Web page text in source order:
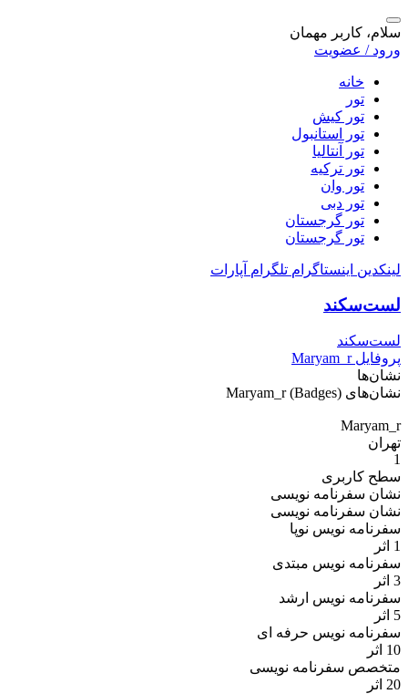
سلام، کاربر مهمان
ورود / عضویت
خانه
تور
تور کیش
تور استانبول
تور آنتالیا
تور ترکیه
تور وان
تور دبی
تور گرجستان
تور گرجستان
لینکدین اینستاگرام تلگرام آپارات
لست‌سکند
لست‌سکند
پروفایل Maryam_r
نشان‌ها
نشان‌های (Badges) Maryam_r
Maryam_r
تهران
1
سطح کاربری
نشان سفرنامه نویسی
نشان سفرنامه نویسی
سفرنامه نویس نوپا
1 اثر
سفرنامه نویس مبتدی
3 اثر
سفرنامه نویس ارشد
5 اثر
سفرنامه نویس حرفه ای
10 اثر
متخصص سفرنامه نویسی
20 اثر